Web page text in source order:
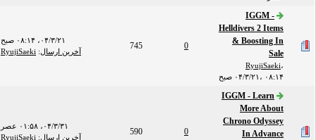
IGGM -
Helldivers 2 Items
& Boosting In
Sale
RyujiSaeki
۰۴/۳/۲۱، ۰۸:۱۴ صبح
745
۰۴/۳/۲۱، ۰۸:۱۴ صبح
آخرین ارسال:
RyujiSaeki
IGGM - Learn
More About
Chrono Odyssey
In Advance
590
۰۴/۳/۳۱، ۰۱:۵۸ عصر
آخرین ارسال:
RyujiSaeki